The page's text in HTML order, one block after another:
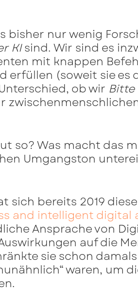
bisher nur wenig
KIsind. Wir sind es
mit knappen
erfüllen (soweit sie es
ob wir Bitte
so? Was macht das
Umgangston
sich bereits 2019
and intelligent digital
Ansprache von
auf die
sie schon
waren, um